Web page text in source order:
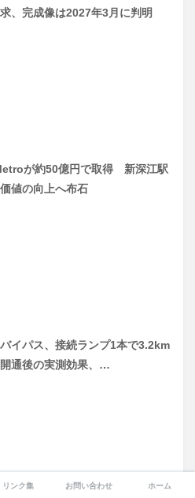
、完成像は2027年3月に判明
が約50億円で取得 新深江駅
値の向上へ布石
イパス、接続ランプ1本で3.2km
通後の実測効果、…
リンク集 お問い合わせ ホーム